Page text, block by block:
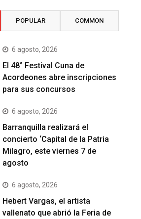
POPULAR COMMON
6 agosto, 2026
El 48° Festival Cuna de
Acordeones abre inscripciones
para sus concursos
6 agosto, 2026
Barranquilla realizará el
concierto ‘Capital de la Patria
Milagro, este viernes 7 de
agosto
6 agosto, 2026
Hebert Vargas, el artista
vallenato que abrió la Feria de